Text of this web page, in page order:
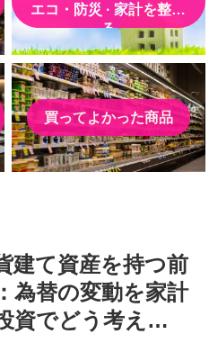
エコ・防災 · 家計を整え
る
買ってよかった商品
建て資産を持つ前
為替の変動を家計
資でどう考える